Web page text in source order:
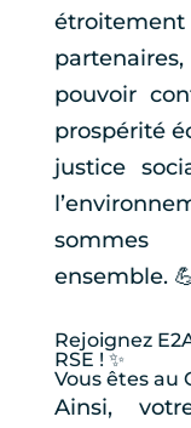
pouvoir
prospérité
justice
sommes
ensemble.
Rejoignez
RSE ! ✨
Vous êtes
Ainsi,